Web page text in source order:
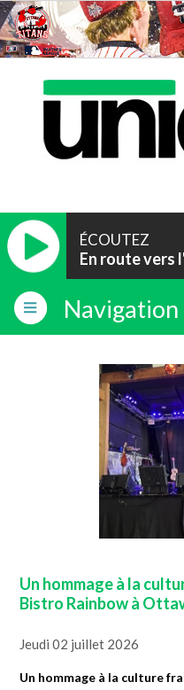
ÉCOUTEZ
En route vers
Navigation
Un hommage à la
Bistro Rainbow à
Jeudi 02 juillet 2026
Un hommage à la culture